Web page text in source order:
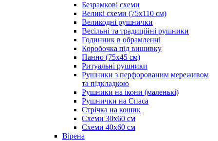
Безрамкові схеми
Великі схеми (75х110 см)
Великодні рушнички
Весільні та традиційні рушники
Годинник в обрамленні
Коробочка під вишивку
Панно (75х45 см)
Ритуальні рушники
Рушники з перфорованим мереживом
та підкладкою
Рушники на ікони (маленькі)
Рушнички на Спаса
Стрічка на кошик
Схеми 30х60 см
Схеми 40х60 см
Вірена